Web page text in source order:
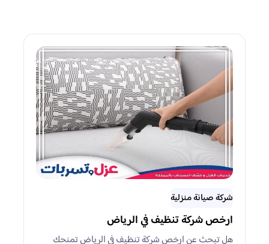
شركة صيانة منزلية
ارخص شركة تنظيف في الرياض
هل تبحث عن ارخص شركة تنظيف في الرياض تمنحك